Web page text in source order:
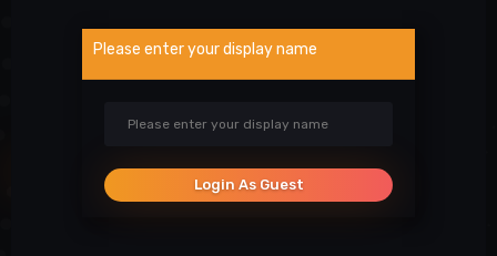
Please enter your display name
Login As Guest
Atsiblokavimo anketa
SOCIALINIAI TINKLAI